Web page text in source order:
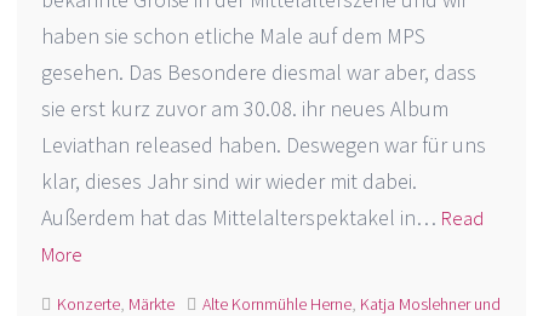
haben sie schon etliche Male auf dem MPS
gesehen. Das Besondere diesmal war aber, dass
sie erst kurz zuvor am 30.08. ihr neues Album
Leviathan released haben. Deswegen war für uns
klar, dieses Jahr sind wir wieder mit dabei.
Außerdem hat das Mittelalterspektakel in… Read
More
Konzerte, Märkte Alte Kornmühle Herne, Katja Moslehner und